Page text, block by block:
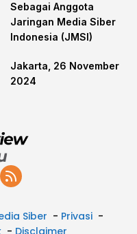
Sebagai Anggota
Jaringan Media Siber
Indonesia (JMSI)
Jakarta, 26 November
2024
Siber
Privasi
Disclaimer